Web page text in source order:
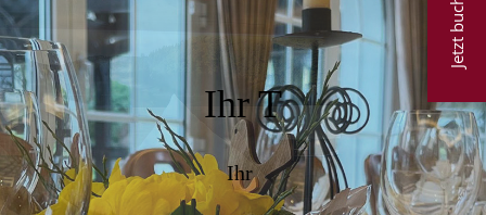
Ihr T
Ihr
Jetzt buchen!